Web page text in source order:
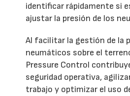
identificar rápidamente si
ajustar la presión de los
Al facilitar la gestión de la
neumáticos sobre el
Pressure Control
seguridad operativa,
trabajo y optimizar el uso